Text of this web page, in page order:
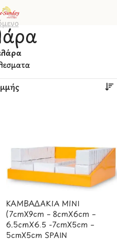
ΚΑΜΒΑΔΑΚΙΑ MINI
(7cmX9cm – 8cmX6cm –
6.5cmX6.5 -7cmX5cm –
5cmX5cm SPAIN